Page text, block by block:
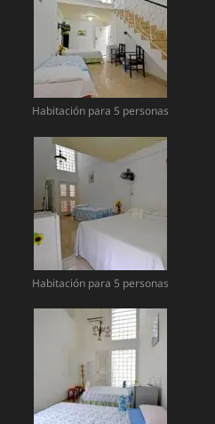
Habitación para 5 personas
Habitación para 5 personas